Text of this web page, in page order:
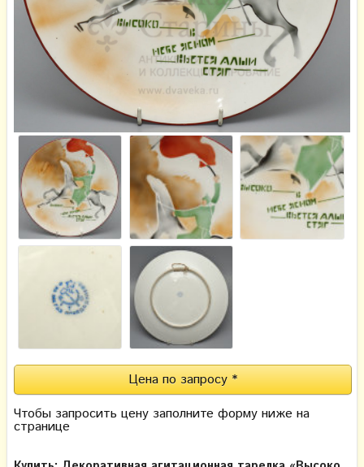
Цена по запросу *
Чтобы запросить цену заполните форму ниже на
странице